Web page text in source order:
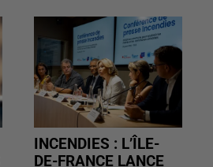
INCENDIES : L’ÎLE-
DE-FRANCE LANCE